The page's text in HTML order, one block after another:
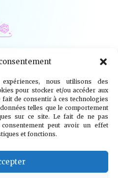
nous utilisons des
pour stocker et/ou accéder aux
de consentir à ces technologies
telles que le comportement
sur ce site. Le fait de ne pas
peut avoir un effet
et fonctions.
Tabletop Livres
Goodies Kids
info@geekandchill.com